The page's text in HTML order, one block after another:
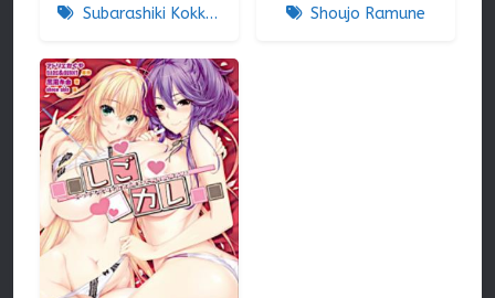
Subarashiki Kokka No Kizuki-kata Shoujo Ramune